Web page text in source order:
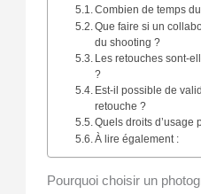
Combien de temps
Que faire si un
du shooting ?
Les retouches sont-
?
Est-il possible de
retouche ?
Quels droits d’usage
À lire également :
Pourquoi choisir un